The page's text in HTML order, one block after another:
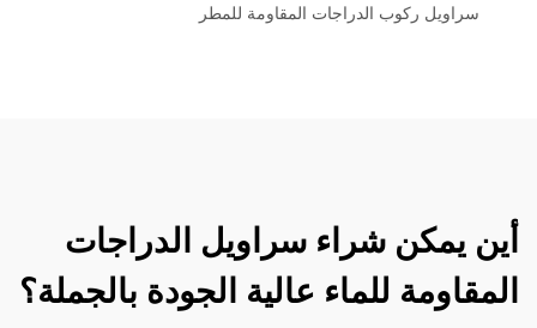
سراويل ركوب الدراجات المقاومة للمطر
أين يمكن شراء سراويل الدراجات
المقاومة للماء عالية الجودة بالجملة؟